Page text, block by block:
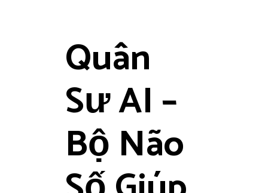
Quân
Sư AI –
Bộ Não